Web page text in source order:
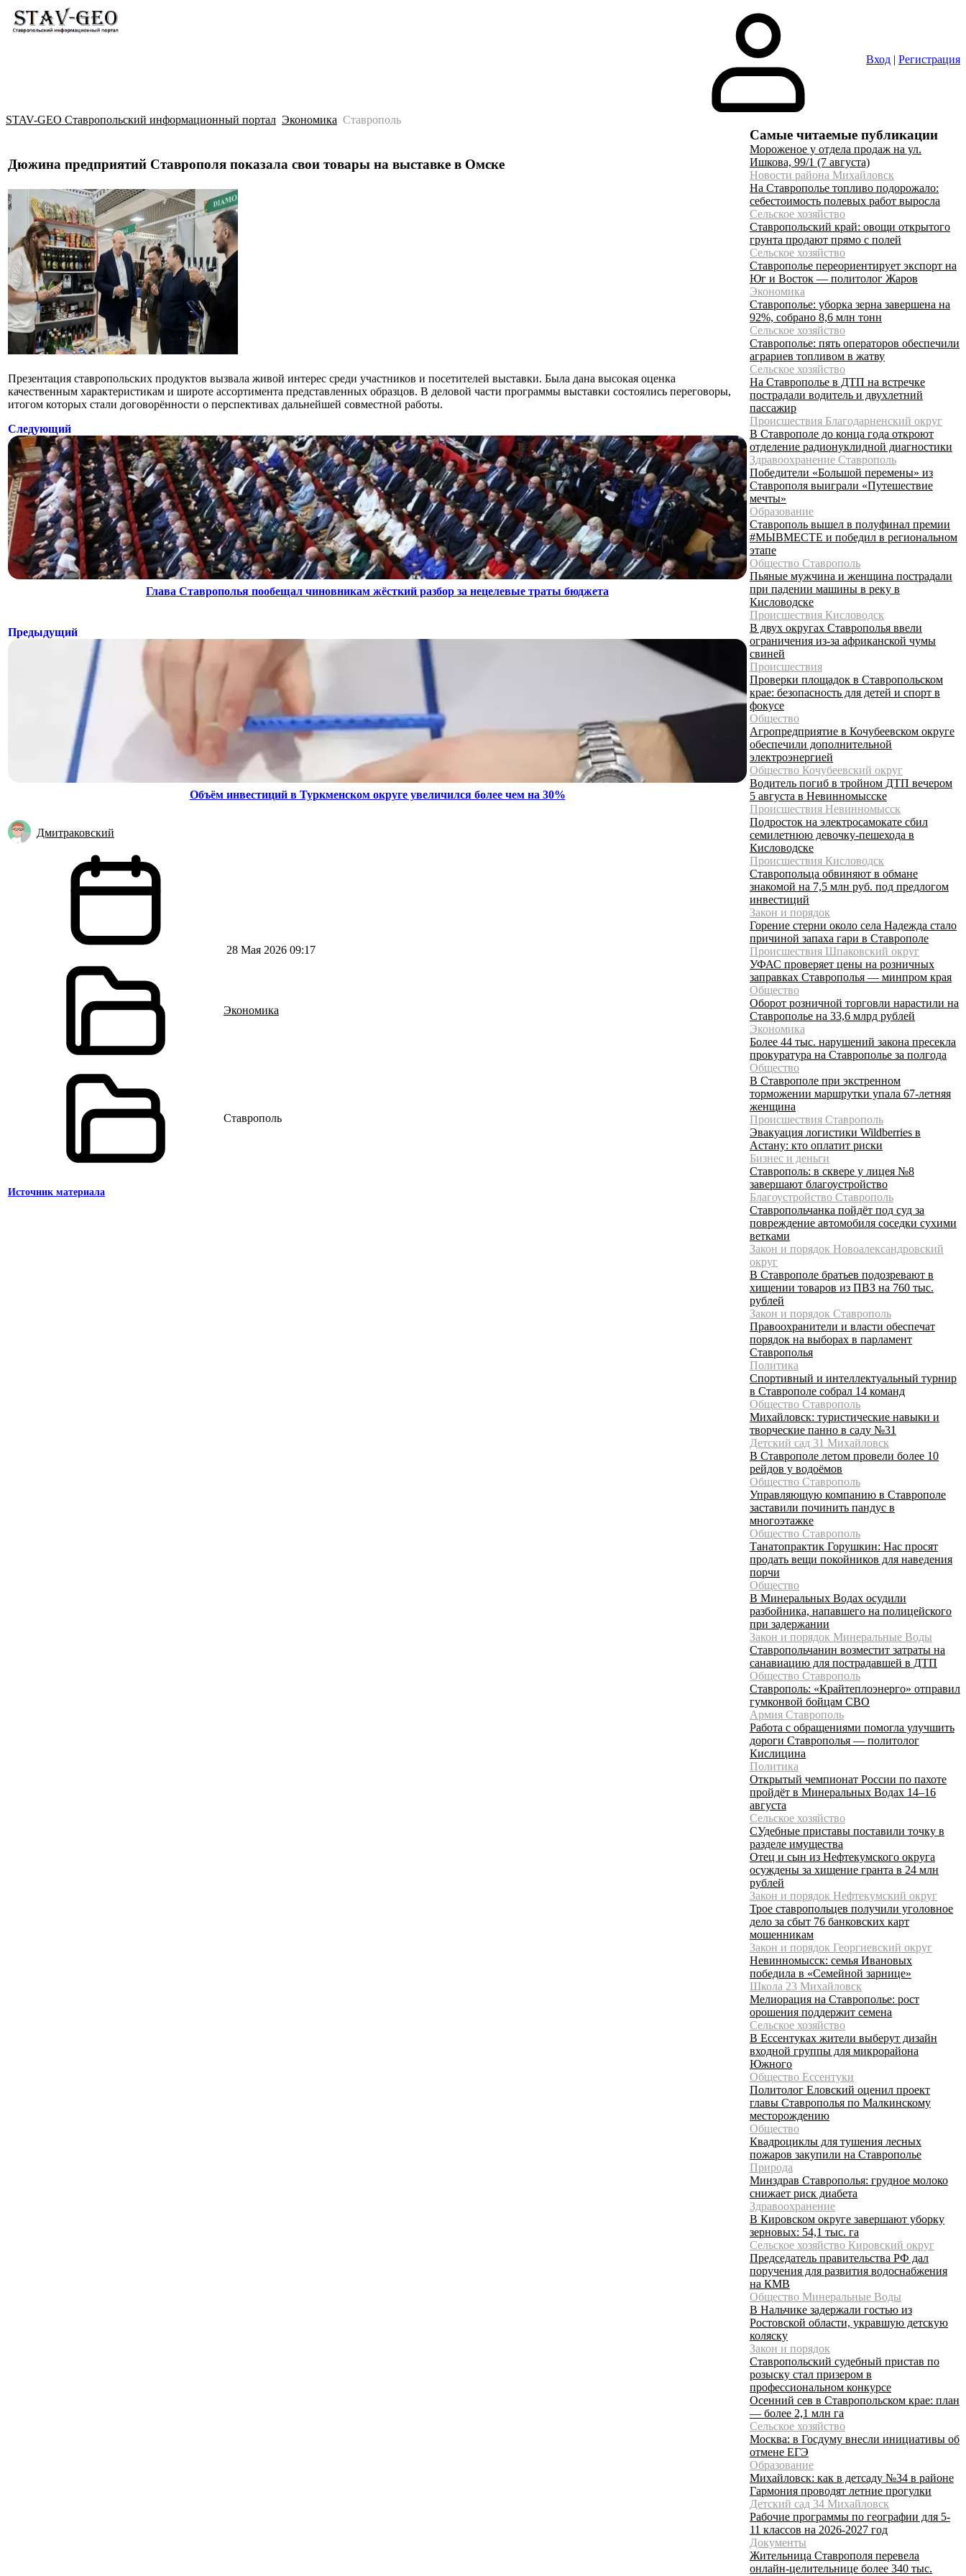
Вход | Регистрация
STAV-GEO Ставропольский информационный портал Экономика Ставрополь
Дюжина предприятий Ставрополя показала свои товары на выставке в Омске
Презентация ставропольских продуктов вызвала живой интерес среди участников и посетителей выставки. Была дана высокая оценка
качественным характеристикам и широте ассортимента представленных образцов. В деловой части программы выставки состоялись переговоры,
итогом которых стали договорённости о перспективах дальнейшей совместной работы.
Следующий
Глава Ставрополья пообещал чиновникам жёсткий разбор за нецелевые траты бюджета
Предыдущий
Объём инвестиций в Туркменском округе увеличился более чем на 30%
Дмитраковский
28 Мая 2026 09:17
Экономика
Ставрополь
Источник материала
Самые читаемые публикации
Мороженое у отдела продаж на ул.
Ишкова, 99/1 (7 августа)
Новости района Михайловск
На Ставрополье топливо подорожало:
себестоимость полевых работ выросла
Сельское хозяйство
Ставропольский край: овощи открытого
грунта продают прямо с полей
Сельское хозяйство
Ставрополье переориентирует экспорт на
Юг и Восток — политолог Жаров
Экономика
Ставрополье: уборка зерна завершена на
92%, собрано 8,6 млн тонн
Сельское хозяйство
Ставрополье: пять операторов обеспечили
аграриев топливом в жатву
Сельское хозяйство
На Ставрополье в ДТП на встречке
пострадали водитель и двухлетний
пассажир
Происшествия Благодарненский округ
В Ставрополе до конца года откроют
отделение радионуклидной диагностики
Здравоохранение Ставрополь
Победители «Большой перемены» из
Ставрополя выиграли «Путешествие
мечты»
Образование
Ставрополь вышел в полуфинал премии
#МЫВМЕСТЕ и победил в региональном
этапе
Общество Ставрополь
Пьяные мужчина и женщина пострадали
при падении машины в реку в
Кисловодске
Происшествия Кисловодск
В двух округах Ставрополья ввели
ограничения из-за африканской чумы
свиней
Происшествия
Проверки площадок в Ставропольском
крае: безопасность для детей и спорт в
фокусе
Общество
Агропредприятие в Кочубеевском округе
обеспечили дополнительной
электроэнергией
Общество Кочубеевский округ
Водитель погиб в тройном ДТП вечером
5 августа в Невинномысске
Происшествия Невинномысск
Подросток на электросамокате сбил
семилетнюю девочку-пешехода в
Кисловодске
Происшествия Кисловодск
Ставропольца обвиняют в обмане
знакомой на 7,5 млн руб. под предлогом
инвестиций
Закон и порядок
Горение стерни около села Надежда стало
причиной запаха гари в Ставрополе
Происшествия Шпаковский округ
УФАС проверяет цены на розничных
заправках Ставрополья — минпром края
Общество
Оборот розничной торговли нарастили на
Ставрополье на 33,6 млрд рублей
Экономика
Более 44 тыс. нарушений закона пресекла
прокуратура на Ставрополье за полгода
Общество
В Ставрополе при экстренном
торможении маршрутки упала 67-летняя
женщина
Происшествия Ставрополь
Эвакуация логистики Wildberries в
Астану: кто оплатит риски
Бизнес и деньги
Ставрополь: в сквере у лицея №8
завершают благоустройство
Благоустройство Ставрополь
Ставропольчанка пойдёт под суд за
повреждение автомобиля соседки сухими
ветками
Закон и порядок Новоалександровский
округ
В Ставрополе братьев подозревают в
хищении товаров из ПВЗ на 760 тыс.
рублей
Закон и порядок Ставрополь
Правоохранители и власти обеспечат
порядок на выборах в парламент
Ставрополья
Политика
Спортивный и интеллектуальный турнир
в Ставрополе собрал 14 команд
Общество Ставрополь
Михайловск: туристические навыки и
творческие панно в саду №31
Детский сад 31 Михайловск
В Ставрополе летом провели более 10
рейдов у водоёмов
Общество Ставрополь
Управляющую компанию в Ставрополе
заставили починить пандус в
многоэтажке
Общество Ставрополь
Танатопрактик Горушкин: Нас просят
продать вещи покойников для наведения
порчи
Общество
В Минеральных Водах осудили
разбойника, напавшего на полицейского
при задержании
Закон и порядок Минеральные Воды
Ставропольчанин возместит затраты на
санавиацию для пострадавшей в ДТП
Общество Ставрополь
Ставрополь: «Крайтеплоэнерго» отправил
гумконвой бойцам СВО
Армия Ставрополь
Работа с обращениями помогла улучшить
дороги Ставрополья — политолог
Кислицина
Политика
Открытый чемпионат России по пахоте
пройдёт в Минеральных Водах 14–16
августа
Сельское хозяйство
СУдебные приставы поставили точку в
разделе имущества
Отец и сын из Нефтекумского округа
осуждены за хищение гранта в 24 млн
рублей
Закон и порядок Нефтекумский округ
Трое ставропольцев получили уголовное
дело за сбыт 76 банковских карт
мошенникам
Закон и порядок Георгиевский округ
Невинномысск: семья Ивановых
победила в «Семейной зарнице»
Школа 23 Михайловск
Мелиорация на Ставрополье: рост
орошения поддержит семена
Сельское хозяйство
В Ессентуках жители выберут дизайн
входной группы для микрорайона
Южного
Общество Ессентуки
Политолог Еловский оценил проект
главы Ставрополья по Малкинскому
месторождению
Общество
Квадроциклы для тушения лесных
пожаров закупили на Ставрополье
Природа
Минздрав Ставрополья: грудное молоко
снижает риск диабета
Здравоохранение
В Кировском округе завершают уборку
зерновых: 54,1 тыс. га
Сельское хозяйство Кировский округ
Председатель правительства РФ дал
поручения для развития водоснабжения
на КМВ
Общество Минеральные Воды
В Нальчике задержали гостью из
Ростовской области, укравшую детскую
коляску
Закон и порядок
Ставропольский судебный пристав по
розыску стал призером в
профессиональном конкурсе
Осенний сев в Ставропольском крае: план
— более 2,1 млн га
Сельское хозяйство
Москва: в Госдуму внесли инициативы об
отмене ЕГЭ
Образование
Михайловск: как в детсаду №34 в районе
Гармония проводят летние прогулки
Детский сад 34 Михайловск
Рабочие программы по географии для 5-
11 классов на 2026-2027 год
Документы
Жительница Ставрополя перевела
онлайн-целительнице более 340 тыс.